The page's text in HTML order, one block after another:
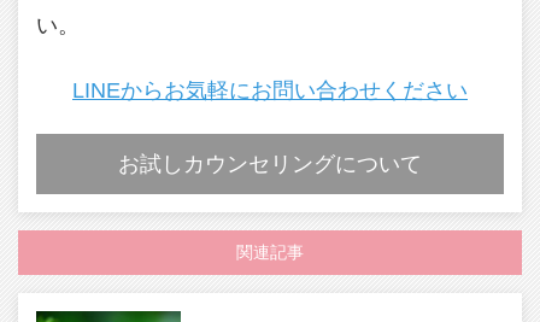
い。
LINEからお気軽にお問い合わせください
お試しカウンセリングについて
関連記事